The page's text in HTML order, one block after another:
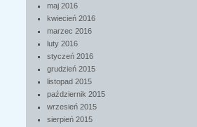
maj 2016
kwiecień 2016
marzec 2016
luty 2016
styczeń 2016
grudzień 2015
listopad 2015
październik 2015
wrzesień 2015
sierpień 2015